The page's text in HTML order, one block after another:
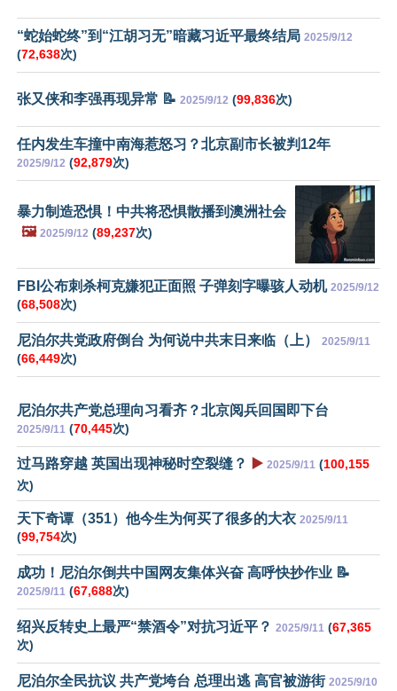
“蛇始蛇终”到“江胡习无”暗藏习近平最终结局 2025/9/12
(72,638次)
张又侠和李强再现异常 📝 2025/9/12 (99,836次)
任内发生车撞中南海惹怒习？北京副市长被判12年
2025/9/12 (92,879次)
暴力制造恐惧！中共将恐惧散播到澳洲社会
🖼️ 2025/9/12 (89,237次)
FBI公布刺杀柯克嫌犯正面照 子弹刻字曝骇人动机 2025/9/12
(68,508次)
尼泊尔共党政府倒台 为何说中共末日来临（上） 2025/9/11
(66,449次)
尼泊尔共产党总理向习看齐？北京阅兵回国即下台
2025/9/11 (70,445次)
过马路穿越 英国出现神秘时空裂缝？ ▶️ 2025/9/11 (100,155
次)
天下奇谭（351）他今生为何买了很多的大衣 2025/9/11
(99,754次)
成功！尼泊尔倒共中国网友集体兴奋 高呼快抄作业 📝
2025/9/11 (67,688次)
绍兴反转史上最严“禁酒令”对抗习近平？ 2025/9/11 (67,365
次)
尼泊尔全民抗议 共产党垮台 总理出逃 高官被游街 2025/9/10